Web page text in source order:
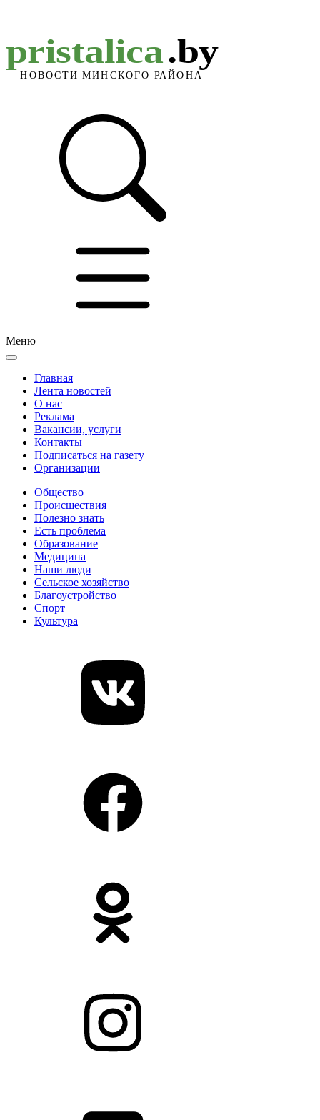
Меню
Главная
Лента новостей
О нас
Реклама
Вакансии, услуги
Контакты
Подписаться на газету
Организации
Общество
Происшествия
Полезно знать
Есть проблема
Образование
Медицина
Наши люди
Сельское хозяйство
Благоустройство
Спорт
Культура